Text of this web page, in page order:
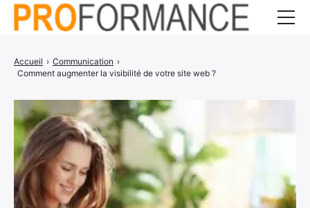
Accueil › Communication ›
Comment augmenter la visibilité de votre site web ?
Gestion d’entreprise
Communication
Services
CONTACT